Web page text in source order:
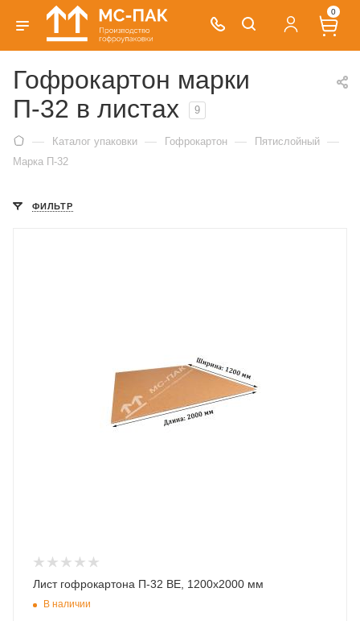
0
Гофрокартон марки
П-32 в листах
9
— Каталог упаковки — Гофрокартон — Пятислойный —
Марка П-32
ФИЛЬТР
Лист гофрокартона П-32 ВЕ, 1200х2000 мм
В наличии